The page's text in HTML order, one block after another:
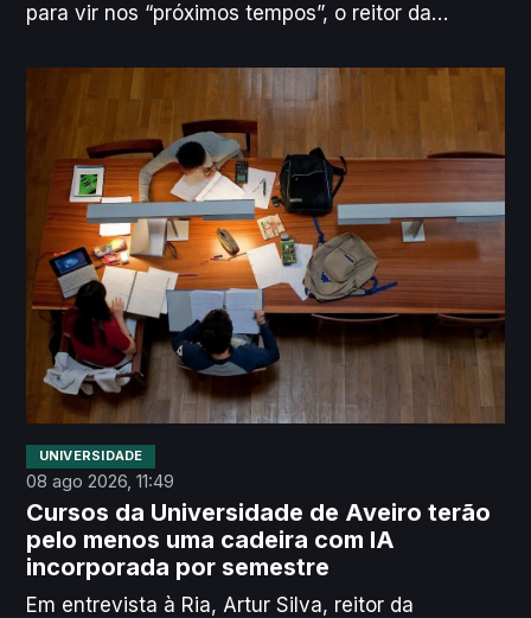
para vir nos “próximos tempos”, o reitor da
como ponte entre os Campi e a cidade.
UNIVERSIDADE
08 ago 2026, 11:49
Cursos da Universidade de Aveiro terão
pelo menos uma cadeira com IA
incorporada por semestre
Em entrevista à Ria, Artur Silva, reitor da